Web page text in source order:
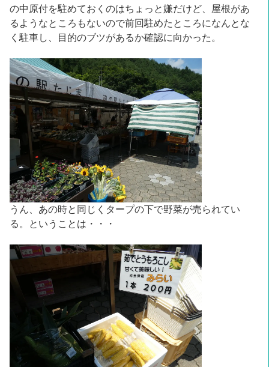
の中原付を駐めておくのはちょっと嫌だけど、屋根があ
るようなところもないので前回駐めたところになんとな
く駐車し、目的のブツがあるか確認に向かった。
うん、あの時と同じくタープの下で野菜が売られてい
る。ということは・・・